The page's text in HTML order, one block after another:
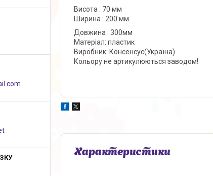
Висота : 70 мм
Ширина : 200 мм
Довжина : 300мм
Матеріал: пластик
Виробник: Консенсус(Україна)
Кольору не артикулюються заводом!
Характеристики